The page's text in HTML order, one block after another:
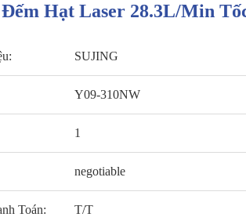
Hạt Laser 28.3L/min
SUJING
Y09-310NW
1
negotiable
Toán: T/T